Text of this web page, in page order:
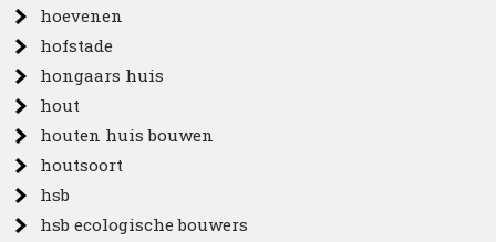
hoevenen
hofstade
hongaars huis
hout
houten huis bouwen
houtsoort
hsb
hsb ecologische bouwers